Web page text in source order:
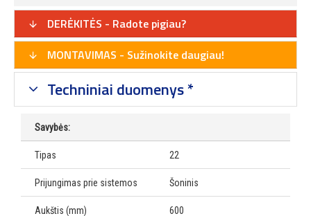
DERĖKITĖS - Radote pigiau?
MONTAVIMAS - Sužinokite daugiau!
Techniniai duomenys *
Savybės:
Tipas 22
Prijungimas prie sistemos Šoninis
Aukštis (mm) 600